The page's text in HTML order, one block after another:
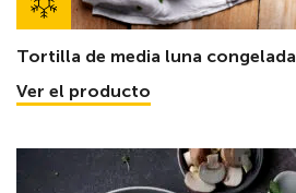
Tortilla de media luna congelada
Ver el producto